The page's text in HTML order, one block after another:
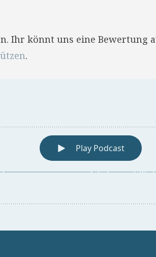
Ihr könnt uns eine Bewertung
.